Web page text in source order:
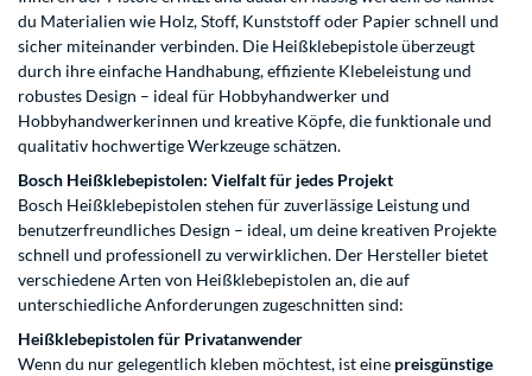
du Materialien wie Holz, Stoff, Kunststoff oder Papier schnell und
sicher miteinander verbinden. Die Heißklebepistole überzeugt
durch ihre einfache Handhabung, effiziente Klebeleistung und
robustes Design – ideal für Hobbyhandwerker und
Hobbyhandwerkerinnen und kreative Köpfe, die funktionale und
qualitativ hochwertige Werkzeuge schätzen.
Bosch Heißklebepistolen: Vielfalt für jedes Projekt
Bosch Heißklebepistolen stehen für zuverlässige Leistung und
benutzerfreundliches Design – ideal, um deine kreativen Projekte
schnell und professionell zu verwirklichen. Der Hersteller bietet
verschiedene Arten von Heißklebepistolen an, die auf
unterschiedliche Anforderungen zugeschnitten sind:
Heißklebepistolen für Privatanwender
Wenn du nur gelegentlich kleben möchtest, ist eine preisgünstige